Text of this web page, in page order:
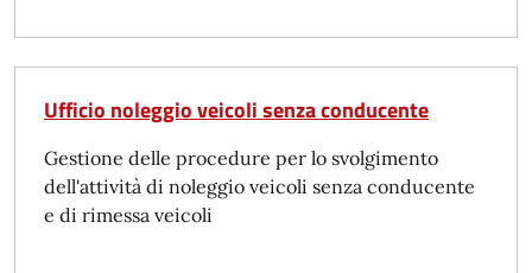
Ufficio noleggio veicoli senza conducente
Gestione delle procedure per lo svolgimento
dell'attività di noleggio veicoli senza conducente
e di rimessa veicoli